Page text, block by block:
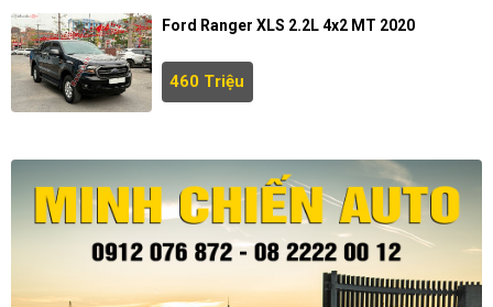
Ford Ranger XLS 2.2L 4x2 MT 2020
460 Triệu